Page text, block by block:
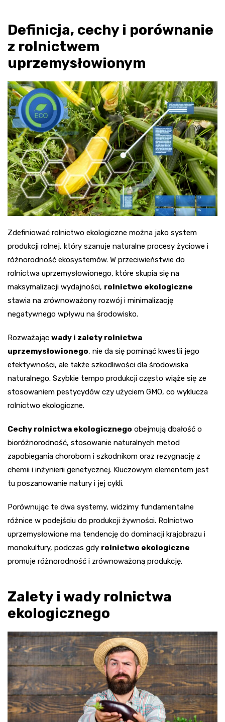
Definicja, cechy i porównanie
z rolnictwem
uprzemysłowionym
Zdefiniować rolnictwo ekologiczne można jako system
produkcji rolnej, który szanuje naturalne procesy życiowe i
różnorodność ekosystemów. W przeciwieństwie do
rolnictwa uprzemysłowionego, które skupia się na
maksymalizacji wydajności, rolnictwo ekologiczne
stawia na zrównoważony rozwój i minimalizację
negatywnego wpływu na środowisko.
Rozważając wady i zalety rolnictwa
uprzemysłowionego, nie da się pominąć kwestii jego
efektywności, ale także szkodliwości dla środowiska
naturalnego. Szybkie tempo produkcji często wiąże się ze
stosowaniem pestycydów czy użyciem GMO, co wyklucza
rolnictwo ekologiczne.
Cechy rolnictwa ekologicznego obejmują dbałość o
bioróżnorodność, stosowanie naturalnych metod
zapobiegania chorobom i szkodnikom oraz rezygnację z
chemii i inżynierii genetycznej. Kluczowym elementem jest
tu poszanowanie natury i jej cykli.
Porównując te dwa systemy, widzimy fundamentalne
różnice w podejściu do produkcji żywności. Rolnictwo
uprzemysłowione ma tendencję do dominacji krajobrazu i
monokultury, podczas gdy rolnictwo ekologiczne
promuje różnorodność i zrównoważoną produkcję.
Zalety i wady rolnictwa
ekologicznego